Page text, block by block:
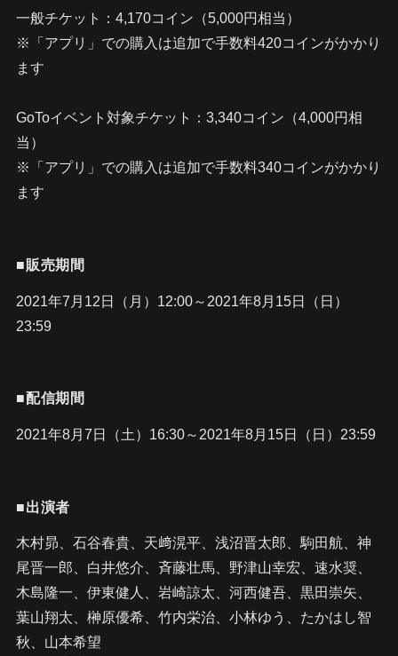
一般チケット：4,170コイン（5,000円相当）
※「アプリ」での購入は追加で手数料420コインがかかり
ます
GoToイベント対象チケット：3,340コイン（4,000円相
当）
※「アプリ」での購入は追加で手数料340コインがかかり
ます
■販売期間
2021年7月12日（月）12:00～2021年8月15日（日）
23:59
■配信期間
2021年8月7日（土）16:30～2021年8月15日（日）23:59
■出演者
木村昴、石谷春貴、天﨑滉平、浅沼晋太郎、駒田航、神
尾晋一郎、白井悠介、斉藤壮馬、野津山幸宏、速水奨、
木島隆一、伊東健人、岩崎諒太、河西健吾、黒田崇矢、
葉山翔太、榊原優希、竹内栄治、小林ゆう、たかはし智
秋、山本希望